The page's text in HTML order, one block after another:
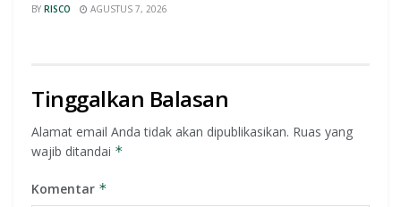
BY RISCO AGUSTUS 7, 2026
Tinggalkan Balasan
Alamat email Anda tidak akan dipublikasikan. Ruas yang
wajib ditandai *
Komentar *